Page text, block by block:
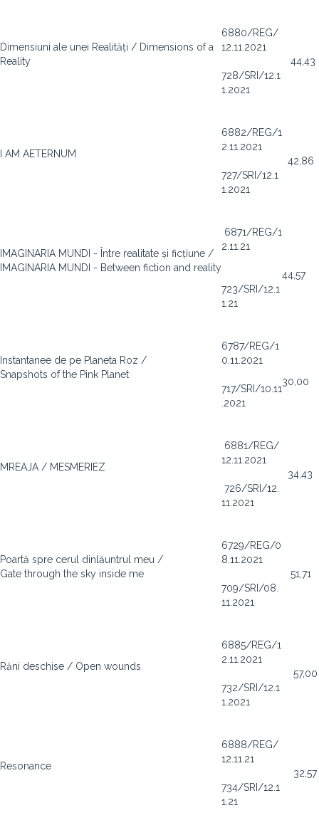
Dimensiuni ale unei Realități / Dimensions of a
Reality
6880/REG/
12.11.2021
728/SRI/12.1
1.2021
44,43
I AM AETERNUM
6882/REG/1
2.11.2021
727/SRI/12.1
1.2021
42,86
IMAGINARIA MUNDI - Între realitate și ficțiune /
IMAGINARIA MUNDI - Between fiction and reality
6871/REG/1
2.11.21
723/SRI/12.1
1.21
44,57
Instantanee de pe Planeta Roz /
Snapshots of the Pink Planet
6787/REG/1
0.11.2021
717/SRI/10.11
.2021
30,00
MREAJA / MESMERIEZ
6881/REG/
12.11.2021
726/SRI/12.
11.2021
34,43
Poartă spre cerul dinlăuntrul meu /
Gate through the sky inside me
6729/REG/0
8.11.2021
709/SRI/08.
11.2021
51,71
Răni deschise / Open wounds
6885/REG/1
2.11.2021
732/SRI/12.1
1.2021
57,00
Resonance
6888/REG/
12.11.21
734/SRI/12.1
1.21
32,57